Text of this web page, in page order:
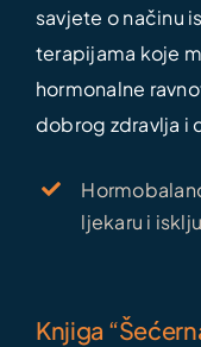
savjete o načinu
terapijama koje
hormonalne
dobrog zdravlja i
ljekaru i
Knjiga